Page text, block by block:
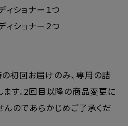
ィショナー１つ
ィショナー２つ
初回お届けのみ、専用の詰
ます。2回目以降の商品変更に
んのであらかじめご了承くだ